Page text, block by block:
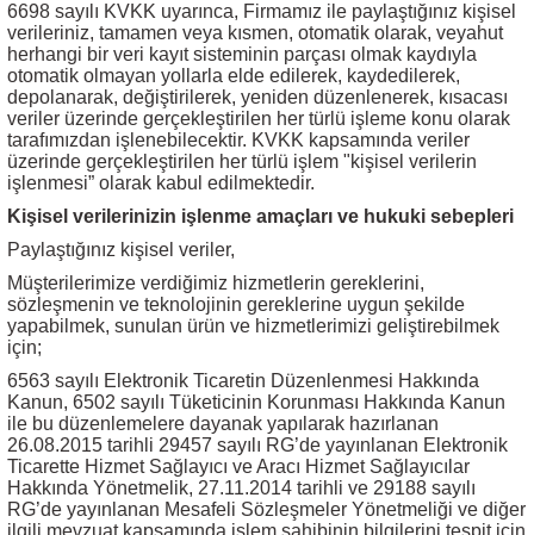
6698 sayılı KVKK uyarınca, Firmamız ile paylaştığınız kişisel
verileriniz, tamamen veya kısmen, otomatik olarak, veyahut
herhangi bir veri kayıt sisteminin parçası olmak kaydıyla
otomatik olmayan yollarla elde edilerek, kaydedilerek,
depolanarak, değiştirilerek, yeniden düzenlenerek, kısacası
veriler üzerinde gerçekleştirilen her türlü işleme konu olarak
tarafımızdan işlenebilecektir. KVKK kapsamında veriler
üzerinde gerçekleştirilen her türlü işlem "kişisel verilerin
işlenmesi” olarak kabul edilmektedir.
Kişisel verilerinizin işlenme amaçları ve hukuki sebepleri
Paylaştığınız kişisel veriler,
Müşterilerimize verdiğimiz hizmetlerin gereklerini,
sözleşmenin ve teknolojinin gereklerine uygun şekilde
yapabilmek, sunulan ürün ve hizmetlerimizi geliştirebilmek
için;
6563 sayılı Elektronik Ticaretin Düzenlenmesi Hakkında
Kanun, 6502 sayılı Tüketicinin Korunması Hakkında Kanun
ile bu düzenlemelere dayanak yapılarak hazırlanan
26.08.2015 tarihli 29457 sayılı RG’de yayınlanan Elektronik
Ticarette Hizmet Sağlayıcı ve Aracı Hizmet Sağlayıcılar
Hakkında Yönetmelik, 27.11.2014 tarihli ve 29188 sayılı
RG’de yayınlanan Mesafeli Sözleşmeler Yönetmeliği ve diğer
ilgili mevzuat kapsamında işlem sahibinin bilgilerini tespit için